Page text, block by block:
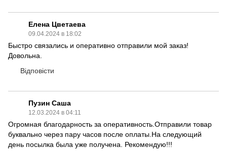
Елена Цветаева
09.04.2024 в 18:02
Быстро связались и оперативно отправили мой заказ!
Довольна.
Відповісти
Пузин Саша
12.03.2024 в 04:11
Огромная благодарность за оперативность.Отправили товар
буквально через пару часов после оплаты.На следующий
день посылка была уже получена. Рекомендую!!!